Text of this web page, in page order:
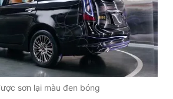
sơn lại màu đen bóng